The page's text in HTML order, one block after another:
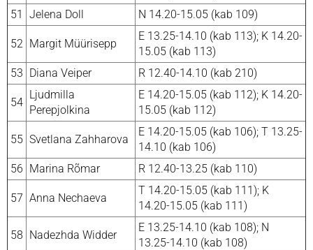
51
Jelena Doll N 14.20-15.05 (kab 109)
52 Margit Müürisepp
E 13.25-14.10 (kab 113); K 14.20-
15.05 (kab 113)
53 Diana Veiper R 12.40-14.10 (kab 210)
54
Ljudmilla
Perepjolkina
E 14.20-15.05 (kab 112); K 14.20-
15.05 (kab 112)
55 Svetlana Zahharova
E 14.20-15.05 (kab 106); T 13.25-
14.10 (kab 106)
56 Marina Rõmar R 12.40-13.25 (kab 110)
57 Anna Nechaeva
T 14.20-15.05 (kab 111); K
14.20-15.05 (kab 111)
58 Nadezhda Widder
E 13.25-14.10 (kab 108); N
13.25-14.10 (kab 108)